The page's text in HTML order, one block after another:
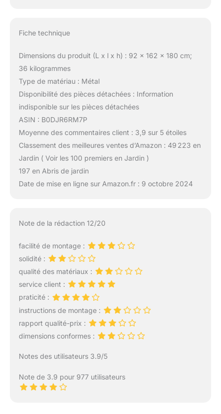
Fiche technique
Dimensions du produit (L x l x h) : 92 x 162 x 180 cm;
36 kilogrammes
Type de matériau : Métal
Disponibilité des pièces détachées : Information
indisponible sur les pièces détachées
ASIN : B0DJR6RM7P
Moyenne des commentaires client : 3,9 sur 5 étoiles
Classement des meilleures ventes d’Amazon : 49 223 en
Jardin ( Voir les 100 premiers en Jardin )
197 en Abris de jardin
Date de mise en ligne sur Amazon.fr : 9 octobre 2024
Note de la rédaction 12/20
facilité de montage :
solidité :
qualité des matériaux :
service client :
praticité :
instructions de montage :
rapport qualité-prix :
dimensions conformes :
Notes des utilisateurs 3.9/5
Note de 3.9 pour 977 utilisateurs